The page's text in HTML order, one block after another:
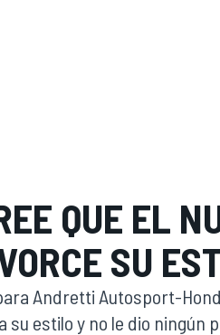
QUE EL
SU
Andretti Autosport-
su estilo y no le dio ningún